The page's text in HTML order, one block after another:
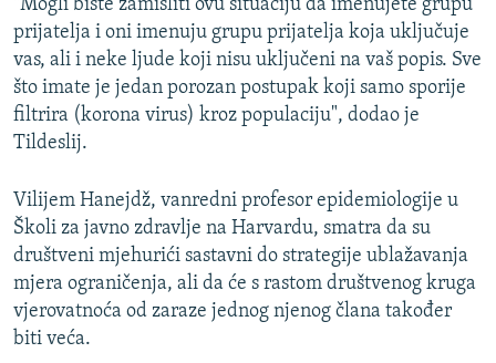
"Mogli biste zamisliti ovu situaciju da imenujete grupu
prijatelja i oni imenuju grupu prijatelja koja uključuje
vas, ali i neke ljude koji nisu uključeni na vaš popis. Sve
što imate je jedan porozan postupak koji samo sporije
filtrira (korona virus) kroz populaciju", dodao je
Tildeslij.
Vilijem Hanejdž, vanredni profesor epidemiologije u
Školi za javno zdravlje na Harvardu, smatra da su
društveni mjehurići sastavni do strategije ublažavanja
mjera ograničenja, ali da će s rastom društvenog kruga
vjerovatnoća od zaraze jednog njenog člana također
biti veća.